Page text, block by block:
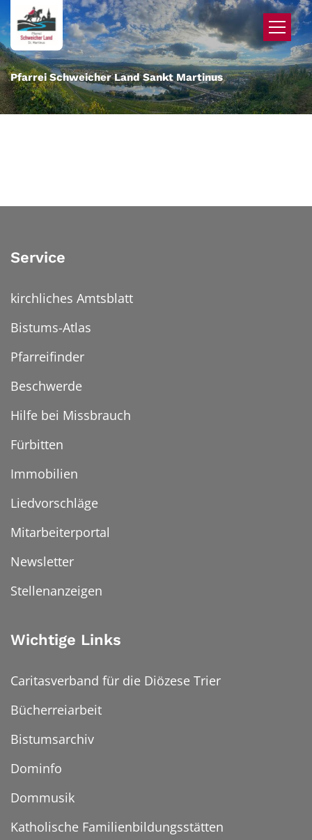
Zum Inhalt springen
Pfarrei Schweicher Land Sankt Martinus
Service
kirchliches Amtsblatt
Bistums-Atlas
Pfarreifinder
Beschwerde
Hilfe bei Missbrauch
Fürbitten
Immobilien
Liedvorschläge
Mitarbeiterportal
Newsletter
Stellenanzeigen
Wichtige Links
Caritasverband für die Diözese Trier
Bücherreiarbeit
Bistumsarchiv
Dominfo
Dommusik
Katholische Familienbildungsstätten